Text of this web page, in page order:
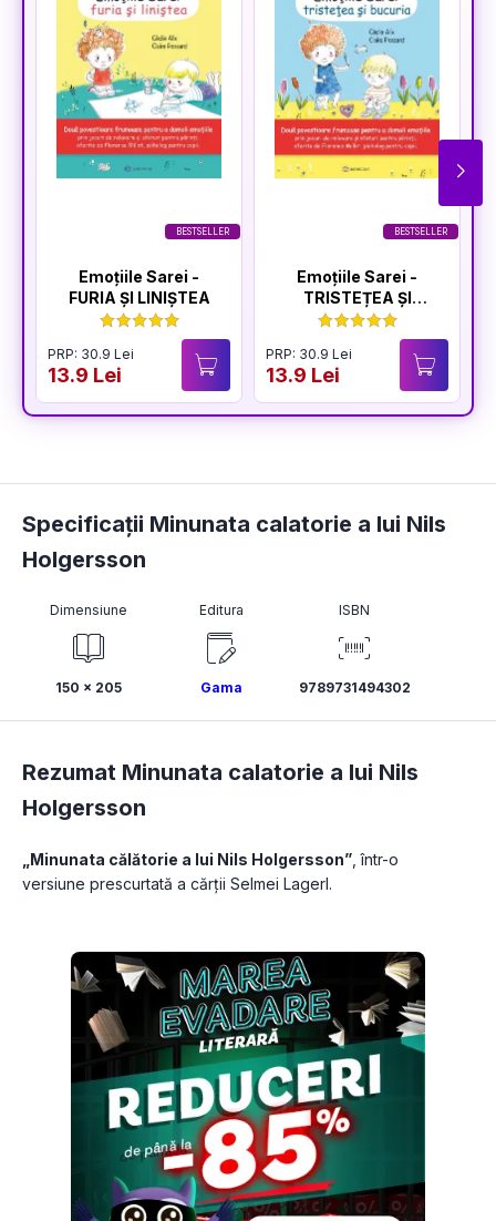
BESTSELLER
Emoțiile Sarei -
FURIA ȘI LINIȘTEA
PRP: 30.9 Lei
13.9 Lei
BESTSELLER
Emoțiile Sarei -
TRISTEȚEA ȘI
BUCURIA
PRP: 30.9 Lei
13.9 Lei
Specificații Minunata calatorie a lui Nils
Holgersson
Dimensiune
150 × 205
Editura
Gama
ISBN
9789731494302
Rezumat Minunata calatorie a lui Nils
Holgersson
„Minunata călătorie a lui Nils Holgersson” , într-o
versiune prescurtată a cărții Selmei Lagerl.